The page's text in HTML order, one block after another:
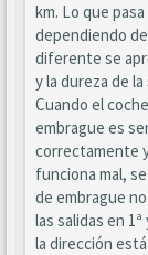
km. Lo que
dependiendo
diferente se
y la dureza de
Cuando el
embrague es
correctamente
funciona mal,
de embrague
las salidas en
la dirección